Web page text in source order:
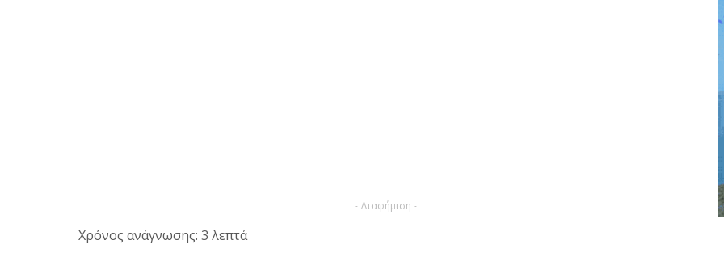
- Διαφήμιση -
Χρόνος ανάγνωσης: 3 λεπτά